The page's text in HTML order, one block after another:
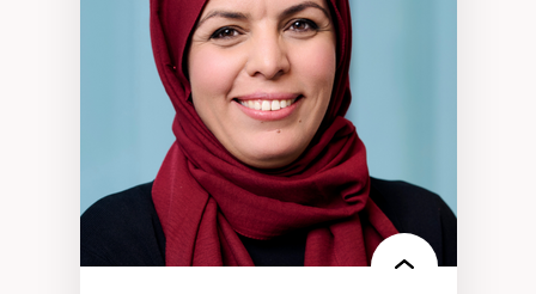
Conservation de la biodiversité
Collaboration et méthodes participatives
Études des sciences
Relations humain-environnement
Transdisciplinarité